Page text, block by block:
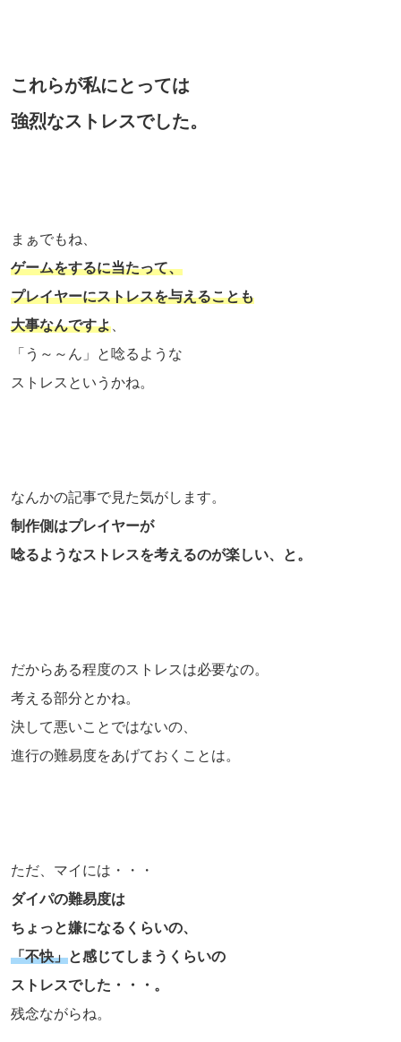
これらが私にとっては
強烈なストレスでした。
まぁでもね、
ゲームをするに当たって、
プレイヤーにストレスを与えることも
大事なんですよ
「う～～ん」と唸るような
ストレスというかね。
なんかの記事で見た気がします。
制作側はプレイヤーが
唸るようなストレスを考えるのが楽しい、と。
だからある程度のストレスは必要なの。
考える部分とかね。
決して悪いことではないの、
進行の難易度をあげておくことは。
ただ、マイには・・・
ダイパの難易度は
ちょっと嫌になるくらいの、
「不快」と感じてしまうくらいの
ストレスでした・・・。
残念ながらね。